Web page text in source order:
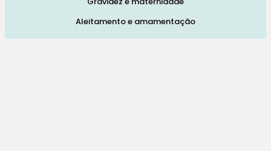
Aleitamento e amamentação
Higiene